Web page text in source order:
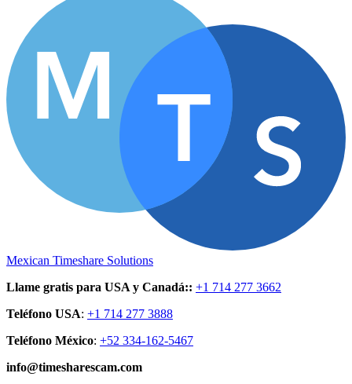
Mexican Timeshare Solutions
Llame gratis para USA y Canadá:: +1 714 277 3662
Teléfono USA: +1 714 277 3888
Teléfono México: +52 334-162-5467
info@timesharescam.com